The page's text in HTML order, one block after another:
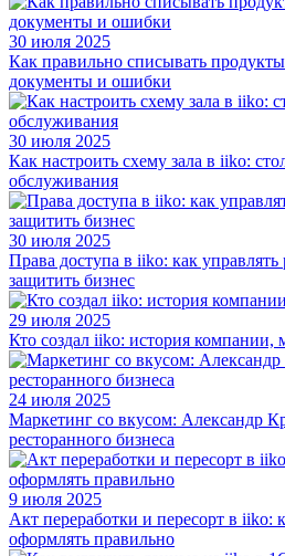
30 июля 2025
Как правильно списывать
документы и ошибки
30 июля 2025
Как настроить схему зала в iiko:
обслуживания
30 июля 2025
Права доступа в iiko: как
защитить бизнес
29 июля 2025
Кто создал iiko: история компании,
24 июля 2025
Маркетинг со вкусом: Александр
ресторанного бизнеса
9 июля 2025
Акт переработки и пересорт в iiko:
оформлять правильно